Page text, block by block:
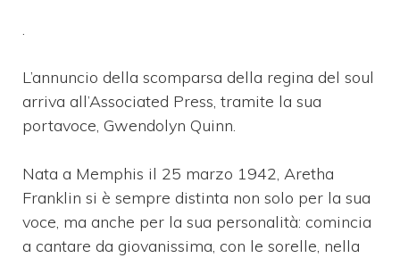
.
L’annuncio della scomparsa della regina del soul
arriva all’Associated Press, tramite la sua
portavoce, Gwendolyn Quinn.
Nata a Memphis il 25 marzo 1942, Aretha
Franklin si è sempre distinta non solo per la sua
voce, ma anche per la sua personalità: comincia
a cantare da giovanissima, con le sorelle, nella